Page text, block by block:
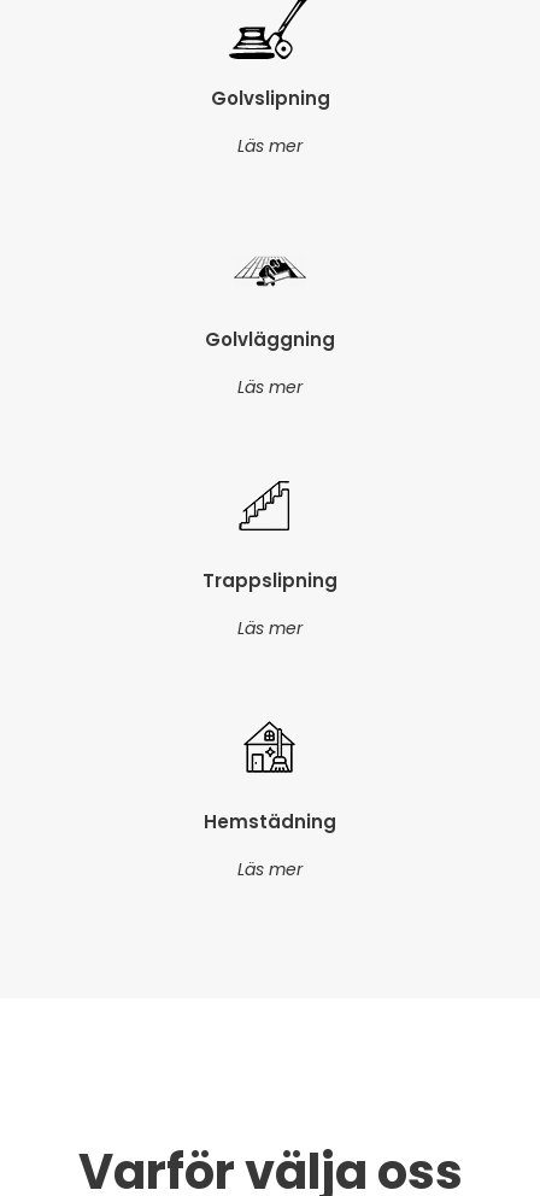
Golvslipning
Läs mer
Golvläggning
Läs mer
Trappslipning
Läs mer
Hemstädning
Läs mer
Varför välja oss